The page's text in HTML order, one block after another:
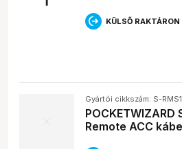
KÜLSŐ
Gyártói cikkszám: S-
POCKETWIZARD
Remote ACC